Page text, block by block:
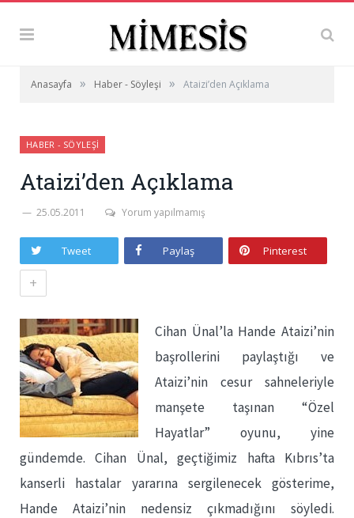
Anasayfa » Haber - Söyleşi » Ataizi’den Açıklama
HABER - SÖYLEŞI
Ataizi’den Açıklama
25.05.2011 Yorum yapılmamış
Tweet Paylaş Pinterest
+
Cihan Ünal’la Hande Ataizi’nin
başrollerini paylaştığı ve
Ataizi’nin cesur sahneleriyle
manşete taşınan “Özel
Hayatlar” oyunu, yine
gündemde. Cihan Ünal, geçtiğimiz hafta Kıbrıs’ta
kanserli hastalar yararına sergilenecek gösterime,
Hande Ataizi’nin nedensiz çıkmadığını söyledi.